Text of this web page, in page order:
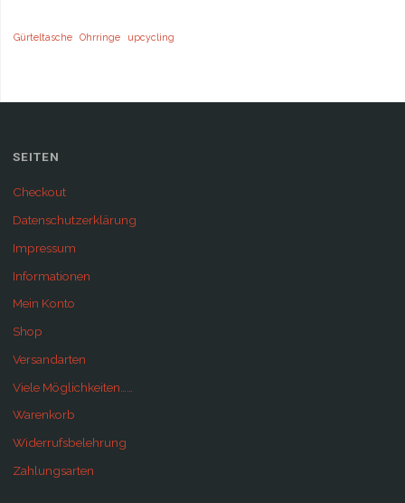
Gürteltasche Ohrringe upcycling
SEITEN
Checkout
Datenschutzerklärung
Impressum
Informationen
Mein Konto
Shop
Versandarten
Viele Möglichkeiten……
Warenkorb
Widerrufsbelehrung
Zahlungsarten